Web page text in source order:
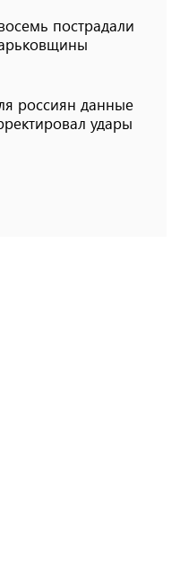
пострадали
россиян данные
удары